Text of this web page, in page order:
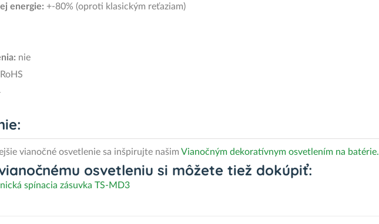
energie: +-80% (oproti klasickým reťaziam)
nie
vianočné osvetlenie sa inšpirujte našim Vianočným dekoratívnym osvetlením na batérie.
osvetleniu si môžete tiež dokúpiť:
spínacia zásuvka TS-MD3